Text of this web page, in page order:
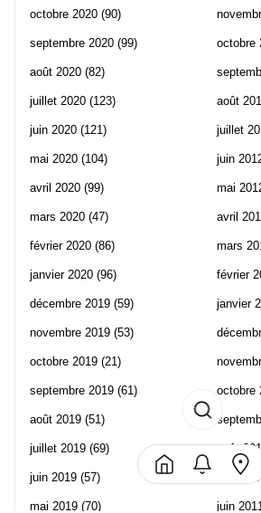
octobre 2020 (90)
septembre 2020 (99)
août 2020 (82)
juillet 2020 (123)
juin 2020 (121)
mai 2020 (104)
avril 2020 (99)
mars 2020 (47)
février 2020 (86)
janvier 2020 (96)
décembre 2019 (59)
novembre 2019 (53)
octobre 2019 (21)
septembre 2019 (61)
août 2019 (51)
juillet 2019 (69)
juin 2019 (57)
mai 2019 (70)
octobre
août
juillet
juin
mai
avril
mars
février
janvier
octobre
août
juillet
juin 2011